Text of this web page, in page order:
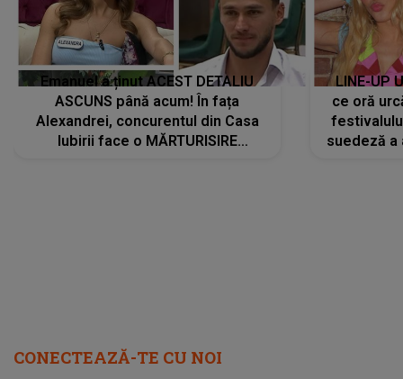
Emanuel a ținut ACEST DETALIU
ASCUNS până acum! În fața
Alexandrei, concurentul din Casa
Iubirii face o MĂRTURISIRE
LINE-UP
ce oră
suedeză a
CONECTEAZĂ-TE CU NOI